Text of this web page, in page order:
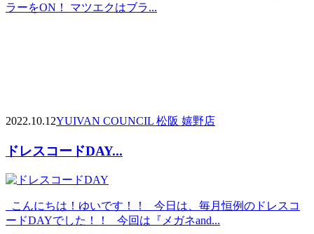
ラーをON！ マツエクはブラ...
2022.10.12YUIVAN COUNCIL 松阪 嬉野店
ドレスコードDAY...
こんにちは！ゆいです！！ 今日は、毎月恒例のドレスコ
ードDAYでした！！ 今回は『メガネand...